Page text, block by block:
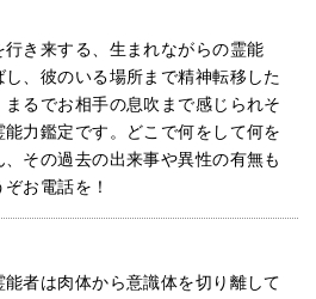
き来する、生まれながらの霊能
、彼のいる場所まで精神転移した
るでお相手の息吹まで感じられそ
力鑑定です。どこで何をして何を
その過去の出来事や異性の有無も
お電話を！
者は肉体から意識体を切り離して